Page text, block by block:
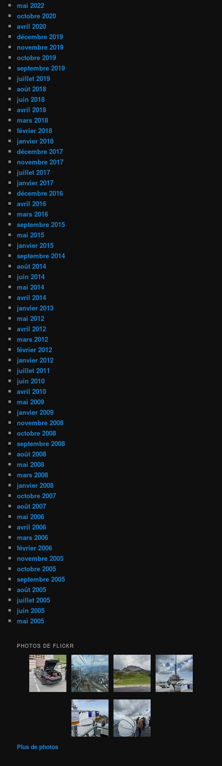
mai 2022
octobre 2020
avril 2020
décembre 2019
novembre 2019
octobre 2019
septembre 2019
juillet 2019
août 2018
juin 2018
avril 2018
mars 2018
février 2018
janvier 2018
décembre 2017
novembre 2017
juillet 2017
janvier 2017
décembre 2016
avril 2016
mars 2016
septembre 2015
mai 2015
janvier 2015
septembre 2014
août 2014
juin 2014
mai 2014
avril 2014
janvier 2013
mai 2012
avril 2012
mars 2012
février 2012
janvier 2012
juillet 2011
juin 2010
avril 2010
mai 2009
janvier 2009
novembre 2008
octobre 2008
septembre 2008
août 2008
mai 2008
mars 2008
janvier 2008
octobre 2007
août 2007
mai 2006
avril 2006
mars 2006
février 2006
novembre 2005
octobre 2005
septembre 2005
août 2005
juillet 2005
juin 2005
mai 2005
PHOTOS DE FLICKR
Plus de photos